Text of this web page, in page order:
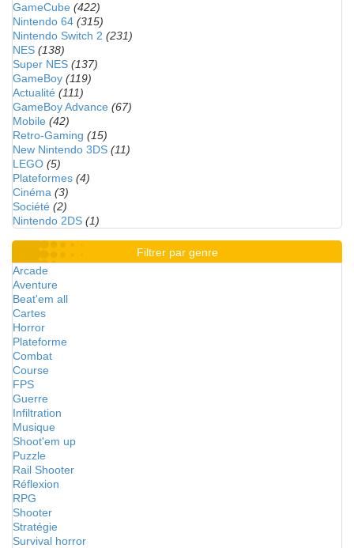
GameCube (422)
Nintendo 64 (315)
Nintendo Switch 2 (231)
NES (138)
Super NES (137)
GameBoy (119)
Actualité (111)
GameBoy Advance (67)
Mobile (42)
Retro-Gaming (15)
New Nintendo 3DS (11)
LEGO (5)
Plateformes (4)
Cinéma (3)
Société (2)
Nintendo 2DS (1)
Filtrer par genre
Arcade
Aventure
Beat'em all
Cartes
Horror
Plateforme
Combat
Course
FPS
Guerre
Infiltration
Musique
Shoot'em up
Puzzle
Rail Shooter
Réflexion
RPG
Shooter
Stratégie
Survival horror